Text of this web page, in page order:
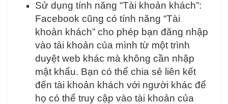
Sử dụng tính năng “Tài khoản khách”:
Facebook cũng có tính năng “Tài
khoản khách” cho phép bạn đăng nhập
vào tài khoản của mình từ một trình
duyệt web khác mà không cần nhập
mật khẩu. Bạn có thể chia sẻ liên kết
đến tài khoản khách với người khác để
họ có thể truy cập vào tài khoản của